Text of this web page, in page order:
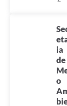
ia
de
o